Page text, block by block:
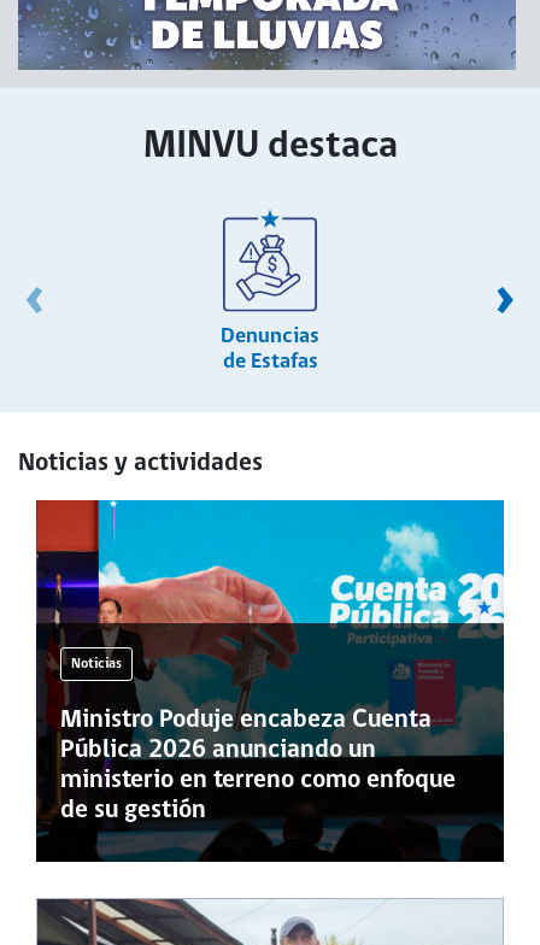
MINVU destaca
Denuncias
de Estafas
‹ ›
Noticias y actividades
Noticias
Ministro Poduje encabeza Cuenta
Pública 2026 anunciando un
ministerio en terreno como enfoque
de su gestión